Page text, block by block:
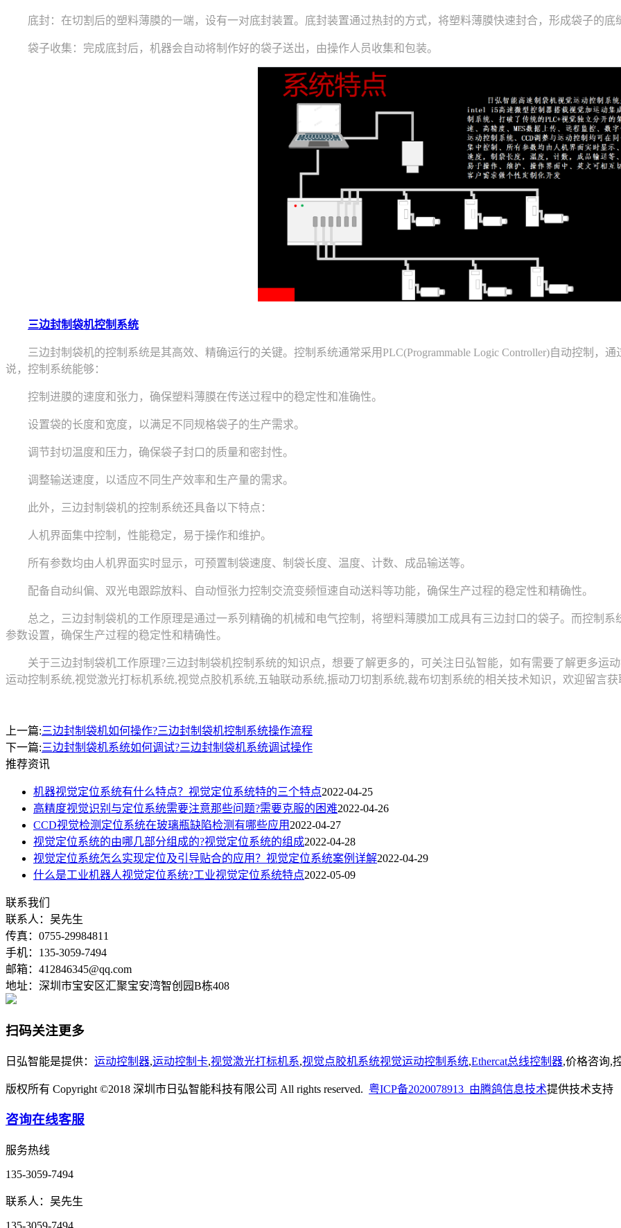
底封：在切割后的塑料薄膜的一端，设有一对底封装置。底封装置通过热封的方式，将塑料薄膜快速封合，形成袋子的底
袋子收集：完成底封后，机器会自动将制作好的袋子送出，由操作人员收集和包装。
三边封制袋机控制系统
三边封制袋机的控制系统是其高效、精确运行的关键。控制系统通常采用PLC(Programmable Logic Controller)自动控制，
说，控制系统能够：
控制进膜的速度和张力，确保塑料薄膜在传送过程中的稳定性和准确性。
设置袋的长度和宽度，以满足不同规格袋子的生产需求。
调节封切温度和压力，确保袋子封口的质量和密封性。
调整输送速度，以适应不同生产效率和生产量的需求。
此外，三边封制袋机的控制系统还具备以下特点：
人机界面集中控制，性能稳定，易于操作和维护。
所有参数均由人机界面实时显示，可预置制袋速度、制袋长度、温度、计数、成品输送等。
配备自动纠偏、双光电跟踪放料、自动恒张力控制交流变频恒速自动送料等功能，确保生产过程的稳定性和精确性。
总之，三边封制袋机的工作原理是通过一系列精确的机械和电气控制，将塑料薄膜加工成具有三边封口的袋子。而控制系
参数设置，确保生产过程的稳定性和精确性。
关于三边封制袋机工作原理?三边封制袋机控制系统的知识点，想要了解更多的，可关注日弘智能，如有需要了解更多运动
运动控制系统,视觉激光打标机系统,视觉点胶机系统,五轴联动系统,振动刀切割系统,裁布切割系统的相关技术知识，欢迎留言获
上一篇:三边封制袋机如何操作?三边封制袋机控制系统操作流程
下一篇:三边封制袋机系统如何调试?三边封制袋机系统调试操作
推荐资讯
机器视觉定位系统有什么特点？视觉定位系统特的三个特点2022-04-25
高精度视觉识别与定位系统需要注意那些问题?需要克服的困难2022-04-26
CCD视觉检测定位系统在玻璃瓶缺陷检测有哪些应用 2022-04-27
视觉定位系统的由哪几部分组成的?视觉定位系统的组成2022-04-28
视觉定位系统怎么实现定位及引导贴合的应用？视觉定位系统案例详解2022-04-29
什么是工业机器人视觉定位系统?工业视觉定位系统特点2022-05-09
联系我们
联系人：吴先生
传真：0755-29984811
手机：135-3059-7494
邮箱：412846345@qq.com
地址：深圳市宝安区汇聚宝安湾智创园B栋408
扫码关注更多
日弘智能是提供： 运动控制器,运动控制卡,视觉激光打标机系,视觉点胶机系统视觉运动控制系统,Ethercat总线控制器,价格咨询,
版权所有 Copyright ©2018 深圳市日弘智能科技有限公司 All rights reserved. 粤ICP备2020078913 由腾鸽信息技术提供技术支持
咨询在线客服
服务热线
135-3059-7494
联系人：吴先生
135-3059-7494